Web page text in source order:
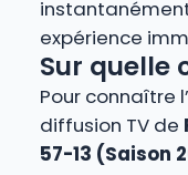
expérience
Sur quelle
Pour connaître
diffusion TV de
57-13 (Saison